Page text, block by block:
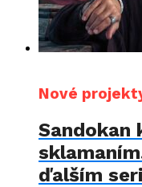
Nové
Sandokan
ďalším